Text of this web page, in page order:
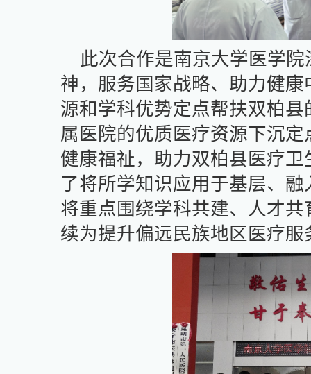
此次合作是南京大学医学
神，服务国家战略、助力健
源和学科优势定点帮扶双柏
属医院的优质医疗资源下沉
健康福祉，助力双柏县医疗
了将所学知识应用于基层、
将重点围绕学科共建、人才
续为提升偏远民族地区医疗